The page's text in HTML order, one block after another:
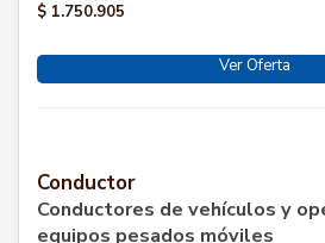
$ 1.750.905
Ver Oferta
Conductor
Conductores de vehículos y
equipos pesados móviles